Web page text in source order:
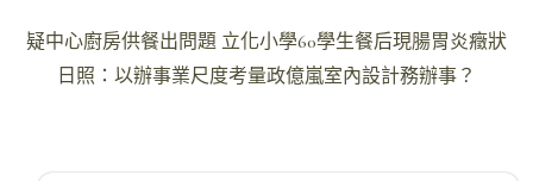
文
疑中心廚房供餐出問題 立化小學60學生餐后現腸胃炎癥狀
日照：以辦事業尺度考量政億嵐室內設計務辦事？